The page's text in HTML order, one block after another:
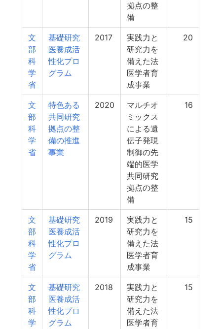
拠点の整
備
文
部
科
学
省
基礎研究
医養成活
性化プロ
グラム
2017
実践力と
研究力を
備えた法
医学者育
成事業
20
文
部
科
学
省
特色ある
共同研究
拠点の整
備の推進
事業
2020
マルチオ
ミックス
による遺
伝子発現
制御の先
端的医学
共同研究
拠点の整
備
16
文
部
科
学
省
基礎研究
医養成活
性化プロ
グラム
2019
実践力と
研究力を
備えた法
医学者育
成事業
15
文
部
科
学
基礎研究
医養成活
性化プロ
グラム
2018
実践力と
研究力を
備えた法
医学者育
15